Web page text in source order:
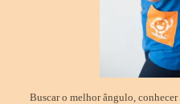
Buscar o melhor ângulo,